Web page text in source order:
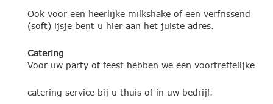
Ook voor een heerlijke milkshake of een verfrissend
(soft) ijsje bent u hier aan het juiste adres.
Catering
Voor uw party of feest hebben we een voortreffelijke
catering service bij u thuis of in uw bedrijf.